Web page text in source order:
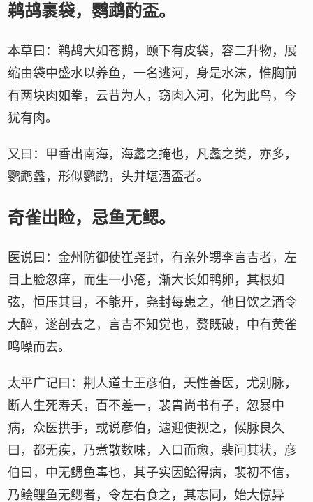
鹈鸪裹袋，鹦鹉酌盃。
本草曰：鹈鸪大如苍鹅，颐下有皮袋，容二升物，展
缩由袋中盛水以养鱼，一名逃河，身是水沫，惟胸前
有两块肉如拳，云昔为人，窃肉入河，化为此鸟，今
犹有肉。
又曰：甲香出南海，海蠡之掩也，凡蠡之类，亦多，
鹦鹉蠡，形似鹦鹉，头并堪酒盃者。
奇雀出睑，忌鱼无鳃。
医说曰：金州防御使崔尧封，有亲外甥李言吉者，左
目上脸忽痒，而生一小疮，渐大长如鸭卵，其根如
弦，恒压其目，不能开，尧封每患之，他日饮之酒令
大醉，遂剖去之，言吉不知觉也，赘既破，中有黄雀
鸣噪而去。
太平广记曰：荆人道士王彦伯，天性善医，尤别脉，
断人生死寿夭，百不差一，裴胄尚书有子，忽暴中
病，众医拱手，或说彦伯，遽迎使视之，候脉良久
曰，都无疾，乃煮散数味，入口而愈，裴问其状，彦
伯曰，中无鳃鱼毒也，其子实因鲙得病，裴初不信，
乃鲙鲤鱼无鳃者，令左右食之，其志同，始大惊异